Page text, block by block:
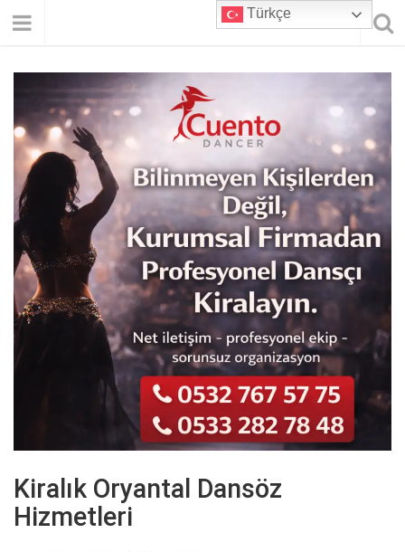
Kiralık Oryantal Dansöz
Hizmetleri
Türkçe